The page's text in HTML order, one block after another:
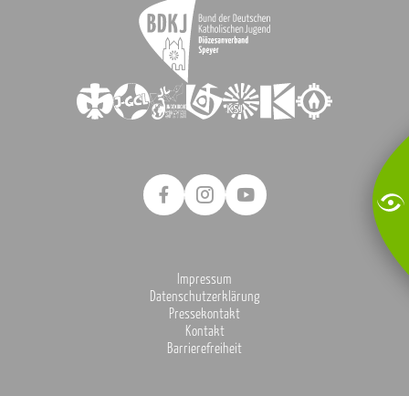
Impressum
Datenschutzerklärung
Pressekontakt
Kontakt
Barrierefreiheit